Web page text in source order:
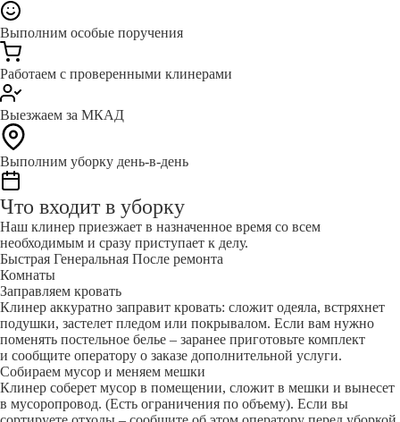
Выполним особые поручения
Работаем с проверенными клинерами
Выезжаем за МКАД
Выполним уборку день-в-день
Что входит в уборку
Наш клинер приезжает в назначенное время со всем
необходимым и сразу приступает к делу.
Быстрая Генеральная После ремонта
Комнаты
Заправляем кровать
Клинер аккуратно заправит кровать: сложит одеяла, встряхнет
подушки, застелет пледом или покрывалом. Если вам нужно
поменять постельное белье – заранее приготовьте комплект
и сообщите оператору о заказе дополнительной услуги.
Собираем мусор и меняем мешки
Клинер соберет мусор в помещении, сложит в мешки и вынесет
в мусоропровод. (Есть ограничения по объему). Если вы